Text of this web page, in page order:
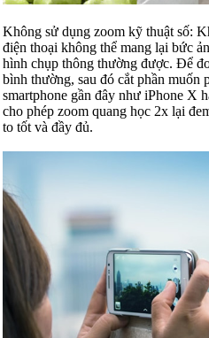
Không sử dụng zoom kỹ thuật số:
điện thoại không thể mang lại bức
hình chụp thông thường được. Để
bình thường, sau đó cắt phần muốn
smartphone gần đây như iPhone X
cho phép zoom quang học 2x lại
to tốt và đầy đủ.